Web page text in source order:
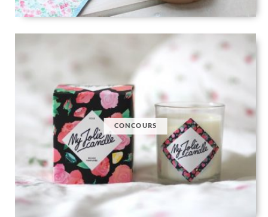
CONCOURS